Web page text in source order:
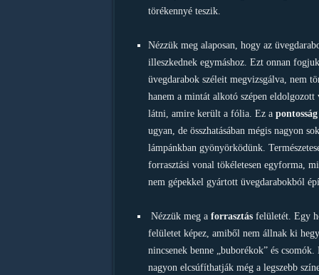
törékennyé teszik.
Nézzük meg alaposan, hogy az
illeszkednek egymáshoz. Ezt onnan
üvegdarabok széleit megvizsgálva, nem
hanem a mintát alkotó szépen
látni, amire került a fólia. Ez a pontosság
ugyan, de összhatásában mégis nagyon
lámpánkban gyönyörködünk.
forrasztási vonal tökéletesen egyforma,
nem gépekkel gyártott üvegdarabokból
Nézzük meg a forrasztás felületét. Egy
felületet képez, amiből nem állnak ki
nincsenek benne „buborékok” és
nagyon elcsúfíthatják még a legszebb